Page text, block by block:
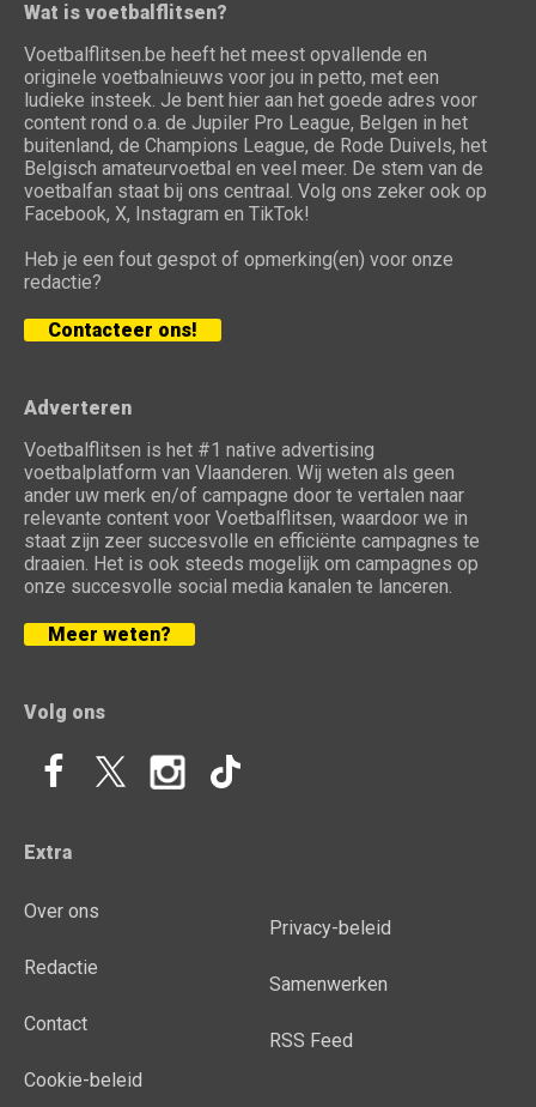
Wat is voetbalflitsen?
Voetbalflitsen.be heeft het meest opvallende en
originele voetbalnieuws voor jou in petto, met een
ludieke insteek. Je bent hier aan het goede adres voor
content rond o.a. de Jupiler Pro League, Belgen in het
buitenland, de Champions League, de Rode Duivels, het
Belgisch amateurvoetbal en veel meer. De stem van de
voetbalfan staat bij ons centraal. Volg ons zeker ook op
Facebook, X, Instagram en TikTok!
Heb je een fout gespot of opmerking(en) voor onze
redactie?
Contacteer ons!
Adverteren
Voetbalflitsen is het #1 native advertising
voetbalplatform van Vlaanderen. Wij weten als geen
ander uw merk en/of campagne door te vertalen naar
relevante content voor Voetbalflitsen, waardoor we in
staat zijn zeer succesvolle en efficiënte campagnes te
draaien. Het is ook steeds mogelijk om campagnes op
onze succesvolle social media kanalen te lanceren.
Meer weten?
Volg ons
Extra
Over ons
Redactie
Contact
Cookie-beleid
Privacy-beleid
Samenwerken
RSS Feed